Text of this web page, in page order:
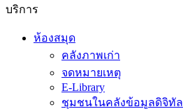
บริการ
ห้องสมุด
คลังภาพเก่า
จดหมายเหตุ
E-Library
ชุมชนในคลังข้อมูลดิจิทัล